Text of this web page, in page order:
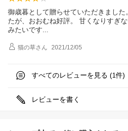
御歳暮として贈らせていただきまし
たが、おおむね好評。 甘くなりすぎ
みたいです
猫の草さん 2021/12/05
すべてのレビューを見る (1件)
レビューを書く